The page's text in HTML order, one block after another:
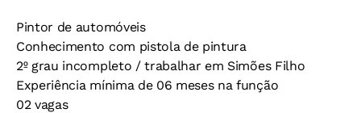
Pintor de automóveis
Conhecimento com pistola de pintura
2º grau incompleto / trabalhar em Simões Filho
Experiência mínima de 06 meses na função
02 vagas